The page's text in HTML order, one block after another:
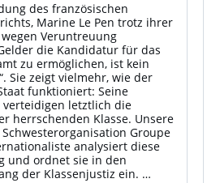
des französischen
Marine Le Pen trotz ihrer
Veruntreuung
die Kandidatur für das
zu ermöglichen, ist kein
Sie zeigt vielmehr, wie der
funktioniert: Seine
letztlich die
herrschenden Klasse. Unsere
Groupe
analysiert diese
und ordnet sie in den
der Klassenjustiz ein. …